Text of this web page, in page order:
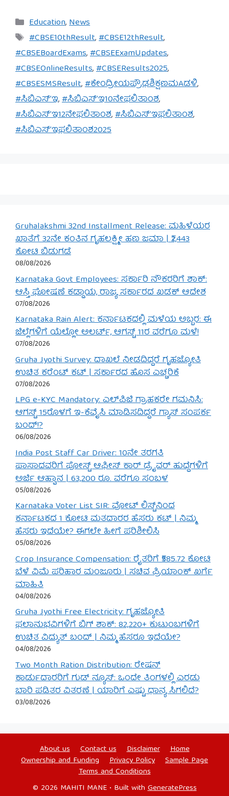
Categories
Education,News
Tags
#CBSE10thResult,#CBSE12thResult,
#CBSEBoardExams,#CBSEExamUpdates,
#CBSEOnlineResults,#CBSEResults2025,
#CBSESMSResult,#ಕೇಂದ್ರೀಯಪ್ರೌಢಶಿಕ್ಷಣಮAಡಳಿ,
#ಸಿಬಿಎಸ್’ಇ,#ಸಿಬಿಎಸ್’ಇ10ನೇಫಲಿತಾಂಶ,
#ಸಿಬಿಎಸ್’ಇ12ನೇಫಲಿತಾಂಶ,#ಸಿಬಿಎಸ್’ಇಫಲಿತಾಂಶ,
#ಸಿಬಿಎಸ್’ಇಫಲಿತಾಂಶ2025
Gruhalakshmi 32nd Installment Release: ಮಹಿಳೆಯರ
ಖಾತೆಗೆ 32ನೇ ಕಂತಿನ ಗೃಹಲಕ್ಷ್ಮೀ ಹಣ ಜಮಾ | ₹2,443
ಕೋಟಿ ಬಿಡುಗಡೆ
08/08/2026
Karnataka Govt Employees: ಸರ್ಕಾರಿ ನೌಕರರಿಗೆ ಶಾಕ್:
ಆಸ್ತಿ ಘೋಷಣೆ ಕಡ್ಡಾಯ, ರಾಜ್ಯ ಸರ್ಕಾರದ ಖಡಕ್ ಆದೇಶ
07/08/2026
Karnataka Rain Alert: ಕರ್ನಾಟಕದಲ್ಲಿ ಮಳೆಯ ಅಬ್ಬರ: ಈ
ಜಿಲ್ಲೆಗಳಿಗೆ ಯೆಲ್ಲೋ ಅಲರ್ಟ್, ಆಗಸ್ಟ್ 11ರ ವರೆಗೂ ಮಳೆ!
07/08/2026
Gruha Jyothi Survey: ದಾಖಲೆ ನೀಡದಿದ್ದರೆ ಗೃಹಜ್ಯೋತಿ
ಉಚಿತ ಕರೆಂಟ್ ಕಟ್ | ಸರ್ಕಾರದ ಹೊಸ ಎಚ್ಚರಿಕೆ
07/08/2026
LPG e-KYC Mandatory: ಎಲ್‌ಪಿಜಿ ಗ್ರಾಹಕರೇ ಗಮನಿಸಿ:
ಆಗಸ್ಟ್ 15ರೊಳಗೆ ಇ-ಕೆವೈಸಿ ಮಾಡಿಸದಿದ್ದರೆ ಗ್ಯಾಸ್ ಸಂಪರ್ಕ
ಬಂದ್!?
06/08/2026
India Post Staff Car Driver: 10ನೇ ತರಗತಿ
ಪಾಸಾದವರಿಗೆ ಪೋಸ್ಟ್ ಆಫೀಸ್ ಕಾರ್ ಡ್ರೈವರ್ ಹುದ್ದೆಗಳಿಗೆ
ಅರ್ಜಿ ಆಹ್ವಾನ | 63,200 ರೂ. ವರೆಗೂ ಸಂಬಳ
05/08/2026
Karnataka Voter List SIR: ವೋಟ್ ಲಿಸ್ಟ್‌ನಿಂದ
ಕರ್ನಾಟಕದ 1 ಕೋಟಿ ಮತದಾರರ ಹೆಸರು ಕಟ್ | ನಿಮ್ಮ
ಹೆಸರು ಇದೆಯೇ? ಈಗಲೇ ಹೀಗೆ ಪರಿಶೀಲಿಸಿ
05/08/2026
Crop Insurance Compensation: ರೈತರಿಗೆ ₹585.72 ಕೋಟಿ
ಬೆಳೆ ವಿಮೆ ಪರಿಹಾರ ಮಂಜೂರು | ಸಚಿವ ಪ್ರಿಯಾಂಕ್ ಖರ್ಗೆ
ಮಾಹಿತಿ
04/08/2026
Gruha Jyothi Free Electricity: ಗೃಹಜ್ಯೋತಿ
ಫಲಾನುಭವಿಗಳಿಗೆ ಬಿಗ್ ಶಾಕ್: 82,220+ ಕುಟುಂಬಗಳಿಗೆ
ಉಚಿತ ವಿದ್ಯುತ್ ಬಂದ್ | ನಿಮ್ಮ ಹೆಸರೂ ಇದೆಯೇ?
04/08/2026
Two Month Ration Distribution: ರೇಷನ್
ಕಾರ್ಡುದಾರರಿಗೆ ಗುಡ್ ನ್ಯೂಸ್: ಒಂದೇ ತಿಂಗಳಲ್ಲಿ ಎರಡು
ಬಾರಿ ಪಡಿತರ ವಿತರಣೆ | ಯಾರಿಗೆ ಎಷ್ಟು ಧಾನ್ಯ ಸಿಗಲಿದೆ?
03/08/2026
About us Contact us Disclaimer
Home
Ownership and Funding
Privacy Policy
Sample Page
Terms and Conditions
© 2026 MAHITI MANE• Built withGeneratePress